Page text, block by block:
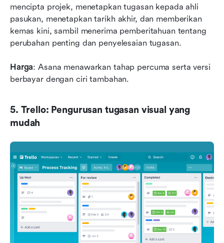
mencipta projek, menetapkan tugasan kepada ahli
pasukan, menetapkan tarikh akhir, dan memberikan
kemas kini, sambil menerima pemberitahuan tentang
perubahan penting dan penyelesaian tugasan.
Harga: Asana menawarkan tahap percuma serta versi
berbayar dengan ciri tambahan.
5. Trello: Pengurusan tugasan visual yang
mudah